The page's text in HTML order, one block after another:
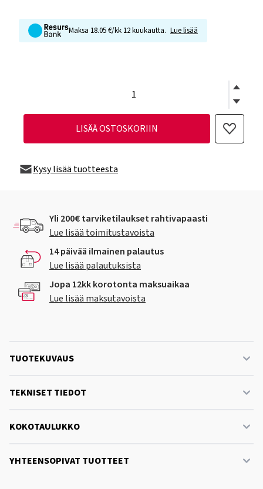
Maksa 18.05 €/kk 12 kuukautta. Lue lisää
LISÄÄ OSTOSKORIIN
Kysy lisää tuotteesta
Yli 200€ tarviketilaukset rahtivapaasti
Lue lisää toimitustavoista
14 päivää ilmainen palautus
Lue lisää palautuksista
Jopa 12kk korotonta maksuaikaa
Lue lisää maksutavoista
TUOTEKUVAUS
TEKNISET TIEDOT
KOKOTAULUKKO
YHTEENSOPIVAT TUOTTEET